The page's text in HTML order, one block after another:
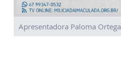
Apresentadora Paloma Ortega